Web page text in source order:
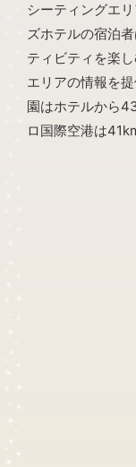
シーティングエ
ズホテルの宿泊
ティビティを楽
エリアの情報を
園はホテルから
ロ国際空港は